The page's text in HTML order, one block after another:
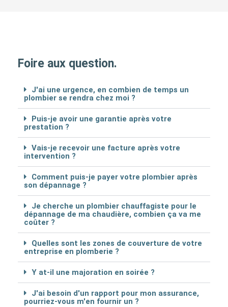
Foire aux question.
J'ai une urgence, en combien de temps un
plombier se rendra chez moi ?
Puis-je avoir une garantie après votre
prestation ?
Vais-je recevoir une facture après votre
intervention ?
Comment puis-je payer votre plombier après
son dépannage ?
Je cherche un plombier chauffagiste pour le
dépannage de ma chaudière, combien ça va me
coûter ?
Quelles sont les zones de couverture de votre
entreprise en plomberie ?
Y at-il une majoration en soirée ?
J'ai besoin d'un rapport pour mon assurance,
pourriez-vous m'en fournir un ?